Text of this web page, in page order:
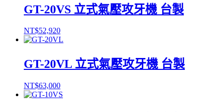
GT-20VS 立式氣壓攻牙機 台製
NT$52,920
GT-20VL 立式氣壓攻牙機 台製
NT$63,000